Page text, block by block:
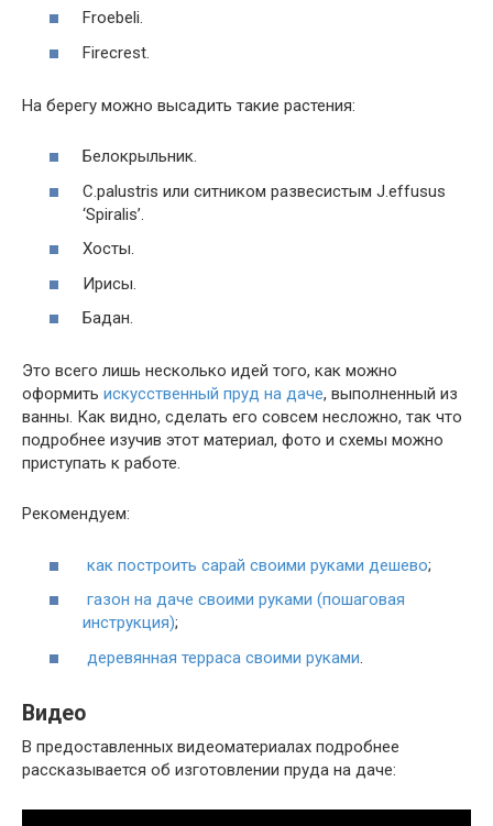
Froebeli.
Firecrest.
На берегу можно высадить такие растения:
Белокрыльник.
C.palustris или ситником развесистым J.effusus
‘Spiralis’.
Хосты.
Ирисы.
Бадан.
Это всего лишь несколько идей того, как можно
оформить искусственный пруд на даче, выполненный из
ванны. Как видно, сделать его совсем несложно, так что
подробнее изучив этот материал, фото и схемы можно
приступать к работе.
Рекомендуем:
как построить сарай своими руками дешево;
газон на даче своими руками (пошаговая
инструкция);
деревянная терраса своими руками.
Видео
В предоставленных видеоматериалах подробнее
рассказывается об изготовлении пруда на даче: